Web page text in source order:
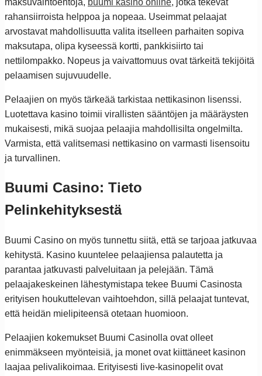
rahansiirroista helppoa ja nopeaa. Useimmat pelaajat
arvostavat mahdollisuutta valita itselleen parhaiten sopiva
maksutapa, olipa kyseessä kortti, pankkisiirto tai
nettilompakko. Nopeus ja vaivattomuus ovat tärkeitä tekijöitä
pelaamisen sujuvuudelle.
Pelaajien on myös tärkeää tarkistaa nettikasinon lisenssi.
Luotettava kasino toimii virallisten sääntöjen ja määräysten
mukaisesti, mikä suojaa pelaajia mahdollisilta ongelmilta.
Varmista, että valitsemasi nettikasino on varmasti lisensoitu
ja turvallinen.
Buumi Casino: Tieto
Pelinkehityksestä
Buumi Casino on myös tunnettu siitä, että se tarjoaa jatkuvaa
kehitystä. Kasino kuuntelee pelaajiensa palautetta ja
parantaa jatkuvasti palveluitaan ja pelejään. Tämä
pelaajakeskeinen lähestymistapa tekee Buumi Casinosta
erityisen houkuttelevan vaihtoehdon, sillä pelaajat tuntevat,
että heidän mielipiteensä otetaan huomioon.
Pelaajien kokemukset Buumi Casinolla ovat olleet
enimmäkseen myönteisiä, ja monet ovat kiittäneet kasinon
laajaa pelivalikoimaa. Erityisesti live-kasinopelit ovat